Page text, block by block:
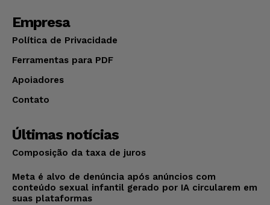
Empresa
Política de Privacidade
Ferramentas para PDF
Apoiadores
Contato
Últimas notícias
Composição da taxa de juros
Meta é alvo de denúncia após anúncios com
conteúdo sexual infantil gerado por IA circularem em
suas plataformas